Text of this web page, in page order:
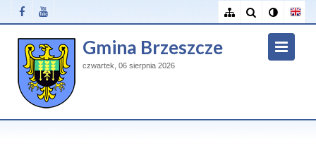
Gmina Brzeszcze
czwartek, 06 sierpnia 2026